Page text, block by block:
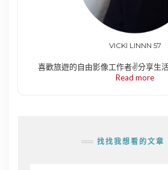
VICKI LINNN 57
喜歡旅遊的自由影像工作者✌️分享生
Read more
找找我想看的文章